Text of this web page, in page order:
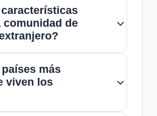
comunidad de
pero muy unida,
de identidad cultural
por su calidez,
más
viven los